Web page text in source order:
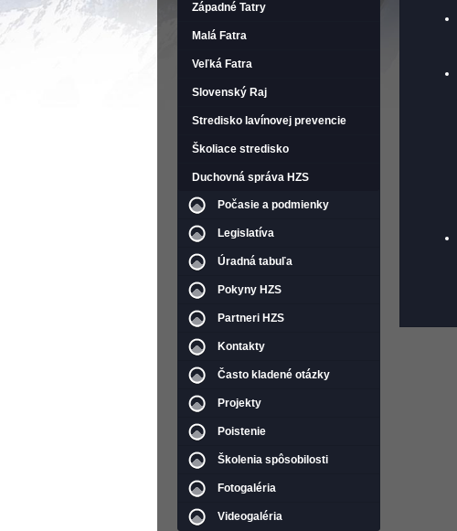
Západné Tatry
Malá Fatra
Veľká Fatra
Slovenský Raj
Stredisko lavínovej prevencie
Školiace stredisko
Duchovná správa HZS
Počasie a podmienky
Legislatíva
Úradná tabuľa
Pokyny HZS
Partneri HZS
Kontakty
Často kladené otázky
Projekty
Poistenie
Školenia spôsobilosti
Fotogaléria
Videogaléria